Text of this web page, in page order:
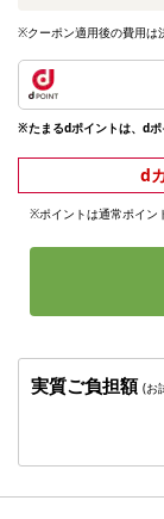
※クーポン適用後の費用は
※たまるdポイントは、dポ
d
※ポイントは通常ポイン
実質ご負担額 (お